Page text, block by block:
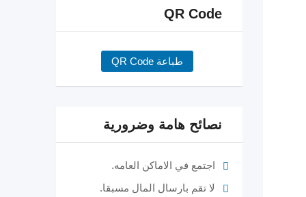
QR Code
طباعة QR Code
نصائح هامة وضرورية
اجتمع في الاماكن العامه.
لا تقم بارسال المال مسبقا.